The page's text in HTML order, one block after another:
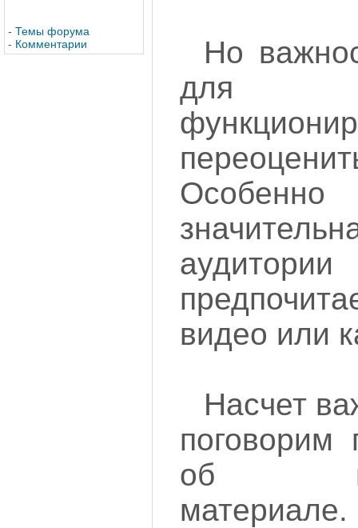
- Темы форума
- Комментарии
Но
для
Особенно
видео или
Насчет
поговорим
об
материале.